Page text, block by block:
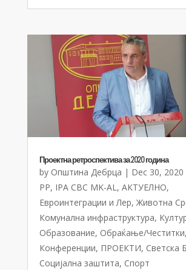
Проектна ретроспектива за 2020 година
by Општина Дебрца | Dec 30, 2020
PP, IPA CBC MK-AL, АКТУЕЛНО,
Евроинтеграции и Лер, Животна
Комунална инфраструктура,
Образование, Обраќање/Честитки,
Конференции, ПРОЕКТИ, Светска
Социјална заштита, Спорт